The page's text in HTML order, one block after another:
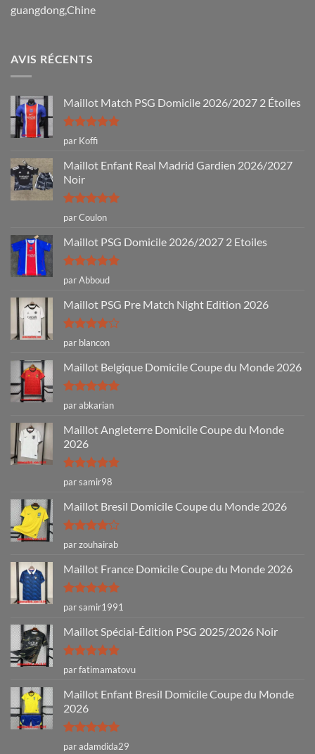
guangdong,Chine
AVIS RÉCENTS
Maillot Match PSG Domicile 2026/2027 2 Étoiles
Note5sur
5
par Koffi
Maillot Enfant Real Madrid Gardien 2026/2027
Noir
Note5sur
5
par Coulon
Maillot PSG Domicile 2026/2027 2 Etoiles
Note5sur
5
par Abboud
Maillot PSG Pre Match Night Edition 2026
Note4
sur 5
par blancon
Maillot Belgique Domicile Coupe du Monde 2026
Note5sur
5
par abkarian
Maillot Angleterre Domicile Coupe du Monde
2026
Note5sur
5
par samir98
Maillot Bresil Domicile Coupe du Monde 2026
Note4
sur 5
par zouhairab
Maillot France Domicile Coupe du Monde 2026
Note5sur
5
par samir1991
Maillot Spécial-Édition PSG 2025/2026 Noir
Note5sur
5
par fatimamatovu
Maillot Enfant Bresil Domicile Coupe du Monde
2026
Note5sur
par adamdida29